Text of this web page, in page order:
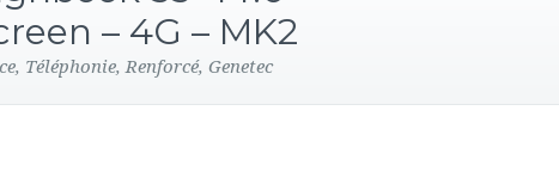
– 4G – MK2
Téléphonie, Renforcé, Genetec